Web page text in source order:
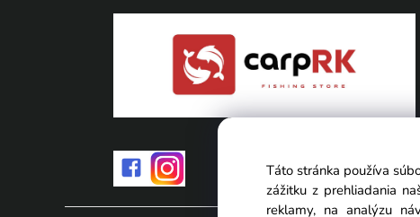
Táto stránka používa
zážitku z prehliadania
reklamy, na analýzu